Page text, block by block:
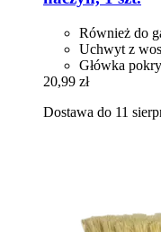
Również do
Uchwyt z
Główka
20,99 zł
Dostawa do 11